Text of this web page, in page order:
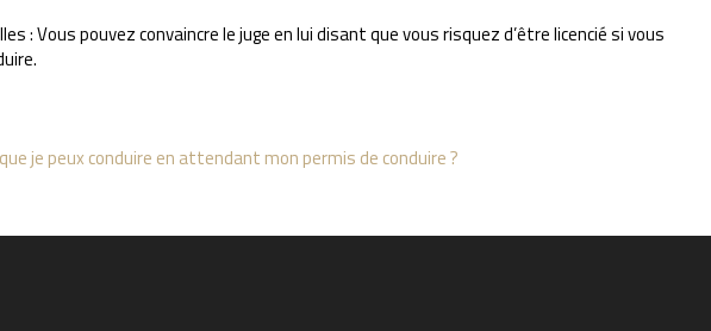
: Vous pouvez convaincre le juge en lui disant que vous risquez d’être licencié si vous
je peux conduire en attendant mon permis de conduire ?